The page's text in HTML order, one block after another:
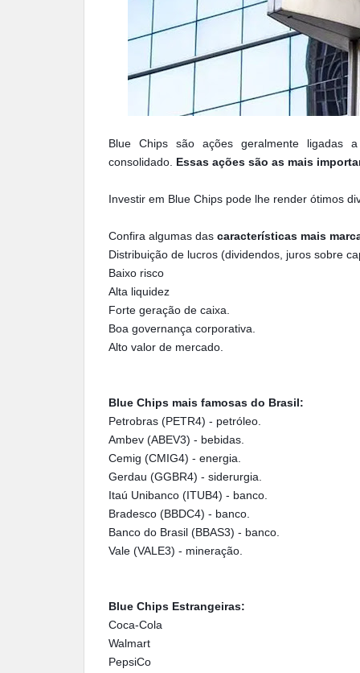
Blue Chips são ações geralmente ligadas
consolidado. Essas ações são as mais
Investir em Blue Chips pode lhe render ótimos
Confira algumas das características mais
Distribuição de lucros (dividendos, juros sobre
Baixo risco
Alta liquidez
Forte geração de caixa.
Boa governança corporativa.
Alto valor de mercado.
Blue Chips mais famosas do Brasil:
Petrobras (PETR4) - petróleo.
Ambev (ABEV3) - bebidas.
Cemig (CMIG4) - energia.
Gerdau (GGBR4) - siderurgia.
Itaú Unibanco (ITUB4) - banco.
Bradesco (BBDC4) - banco.
Banco do Brasil (BBAS3) - banco.
Vale (VALE3) - mineração.
Blue Chips Estrangeiras:
Coca-Cola
Walmart
PepsiCo